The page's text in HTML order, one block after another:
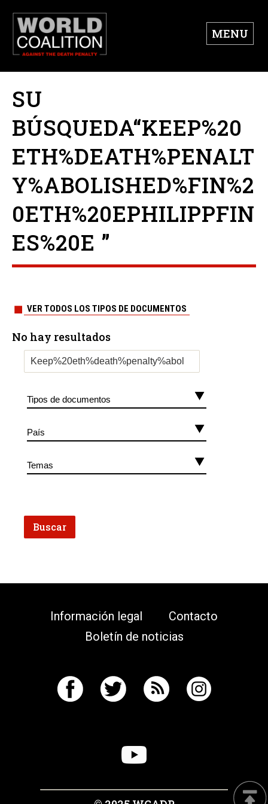
MENU
SU
BÚSQUEDA“KEEP%20
ETH%DEATH%PENALT
Y%ABOLISHED%FIN%2
0ETH%20EPHILIPPFIN
ES%20E ”
VER TODOS LOS TIPOS DE DOCUMENTOS
No hay resultados
Información legal
Contacto
Boletín de noticias